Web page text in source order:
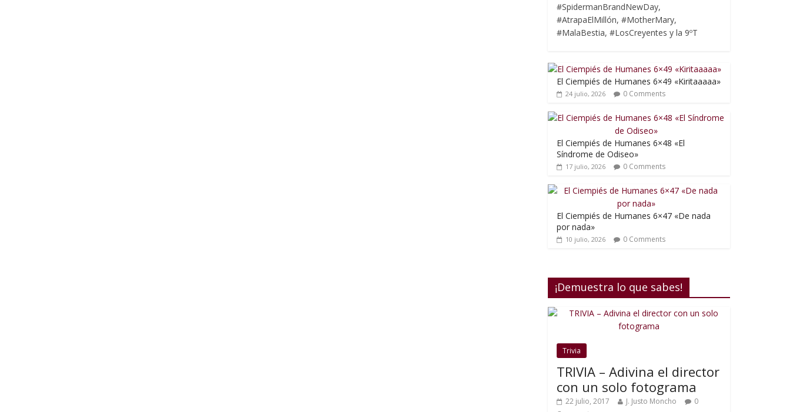
#SpidermanBrandNewDay,
#AtrapaElMillón, #MotherMary,
#MalaBestia, #LosCreyentes y la 9ºT
El Ciempiés de Humanes 6×49 «Kiritaaaaa»
24 julio, 2026 0 Comments
El Ciempiés de Humanes 6×48 «El
Síndrome de Odiseo»
17 julio, 2026 0 Comments
El Ciempiés de Humanes 6×47 «De nada
por nada»
10 julio, 2026 0 Comments
¡Demuestra lo que sabes!
Trivia
TRIVIA – Adivina el director
con un solo fotograma
22 julio, 2017 J. Justo Moncho
0